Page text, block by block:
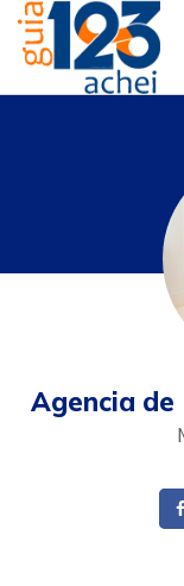
Agencia de